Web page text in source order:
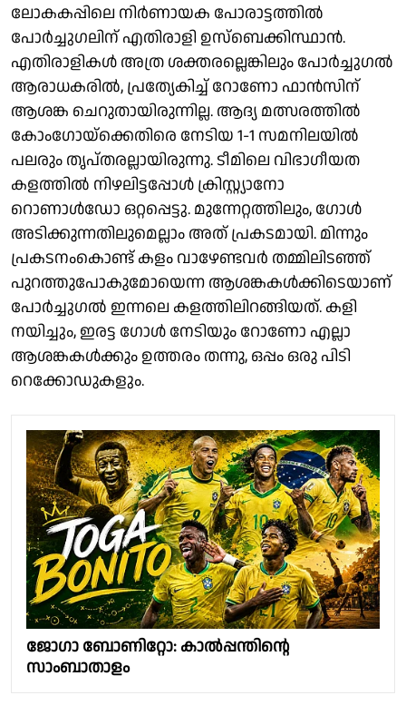
ലോകകപ്പിലെ നിര്‍ണായക പോരാട്ടത്തില്‍
പോര്‍ച്ചുഗലിന് എതിരാളി ഉസ്ബെക്കിസ്ഥാന്‍.
എതിരാളികള്‍ അത്ര ശക്തരല്ലെങ്കിലും പോര്‍ച്ചുഗല്‍
ആരാധകരില്‍, പ്രത്യേകിച്ച് റോണോ ഫാന്‍സിന്
ആശങ്ക ചെറുതായിരുന്നില്ല. ആദ്യ മത്സരത്തില്‍
കോംഗോയ്ക്കെതിരെ നേടിയ 1-1 സമനിലയില്‍
പലരും തൃപ്തരല്ലായിരുന്നു. ടീമിലെ വിഭാഗീയത
കളത്തില്‍ നിഴലിട്ടപ്പോള്‍ ക്രിസ്റ്റ്യാനോ
റൊണാള്‍ഡോ ഒറ്റപ്പെട്ടു. മുന്നേറ്റത്തിലും, ഗോള്‍
അടിക്കുന്നതിലുമെല്ലാം അത് പ്രകടമായി. മിന്നും
പ്രകടനംകൊണ്ട് കളം വാഴേണ്ടവര്‍ തമ്മിലിടഞ്ഞ്
പുറത്തുപോകുമോയെന്ന ആശങ്കകള്‍ക്കിടെയാണ്
പോര്‍ച്ചുഗല്‍ ഇന്നലെ കളത്തിലിറങ്ങിയത്. കളി
നയിച്ചും, ഇരട്ട ഗോള്‍ നേടിയും റോണോ എല്ലാ
ആശങ്കകള്‍ക്കും ഉത്തരം തന്നു, ഒപ്പം ഒരു പിടി
റെക്കോഡുകളും.
ജോഗാ ബോണിറ്റോ: കാല്‍പ്പന്തിന്റെ
സാംബാതാളം